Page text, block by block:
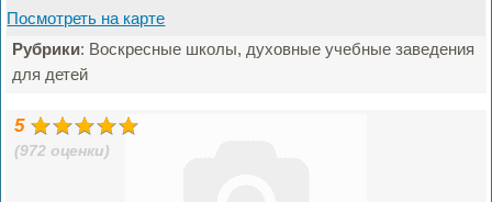
Посмотреть на карте
Рубрики: Воскресные школы, духовные учебные заведения
для детей
5
(972 оценки)